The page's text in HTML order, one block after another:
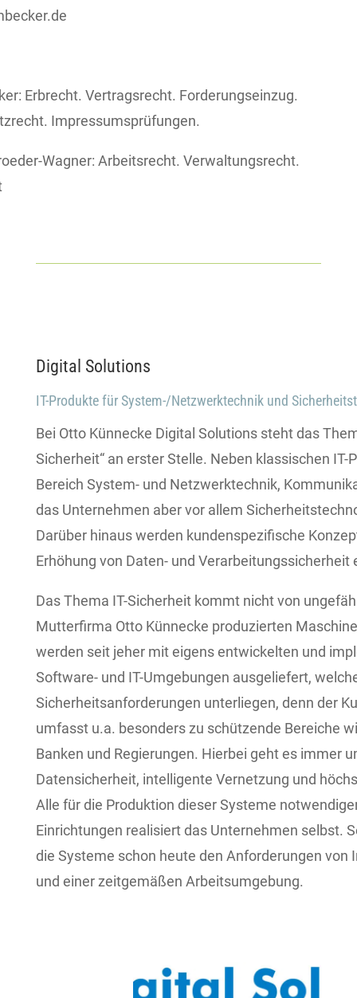
Erbrecht. Vertragsrecht. Forderungseinzug.
Impressumsprüfungen.
Wagner: Arbeitsrecht. Verwaltungsrecht.
Digital Solutions
IT-Produkte für System-/Netzwerktechnik und
Bei Otto Künnecke Digital Solutions steht das
Sicherheit“ an erster Stelle. Neben klassischen IT-
Bereich System- und Netzwerktechnik,
das Unternehmen aber vor allem
Darüber hinaus werden kundenspezifische
Erhöhung von Daten- und Verarbeitungssicherheit
Das Thema IT-Sicherheit kommt nicht von
Mutterfirma Otto Künnecke produzierten
werden seit jeher mit eigens entwickelten und
Software- und IT-Umgebungen ausgeliefert,
Sicherheitsanforderungen unterliegen, denn der
umfasst u.a. besonders zu schützende Bereiche
Banken und Regierungen. Hierbei geht es immer
Datensicherheit, intelligente Vernetzung und
Alle für die Produktion dieser Systeme
Einrichtungen realisiert das Unternehmen selbst.
die Systeme schon heute den Anforderungen von
und einer zeitgemäßen Arbeitsumgebung.